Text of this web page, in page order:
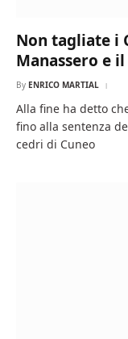
Non tagliate i
Manassero e
By ENRICO MARTIAL
Alla fine ha detto
fino alla sentenza
cedri di Cuneo